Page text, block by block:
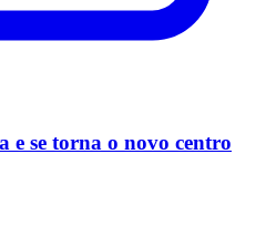
e se torna o novo centro